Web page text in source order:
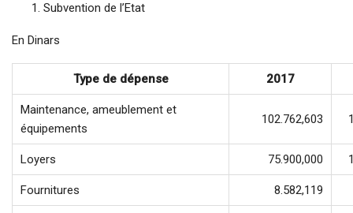
Subvention de l’Etat
En Dinars
Type de dépense 2017
Maintenance, ameublement et
équipements
102.762,603
Loyers 75.900,000
Fournitures 8.582,119